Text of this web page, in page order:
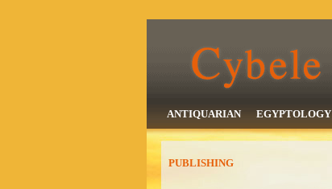
ANTIQUARIAN EGYPTOLOGY
PUBLISHING